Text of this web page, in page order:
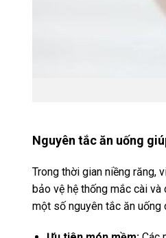
Nguyên tắc ăn uống
Trong thời gian niềng răng,
bảo vệ hệ thống mắc cài
một số nguyên tắc ăn uống